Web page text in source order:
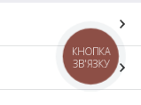
КНОПКА
ЗВ'ЯЗКУ